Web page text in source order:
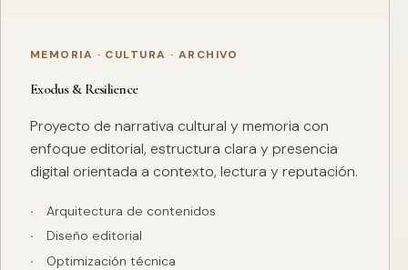
MEMORIA · CULTURA · ARCHIVO
Exodus & Resilience
Proyecto de narrativa cultural y memoria con
enfoque editorial, estructura clara y presencia
digital orientada a contexto, lectura y reputación.
Arquitectura de contenidos
Diseño editorial
Optimización técnica